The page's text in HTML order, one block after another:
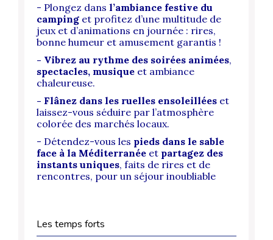
- Plongez dans l’ambiance festive du
camping et profitez d’une multitude de
jeux et d’animations en journée : rires,
bonne humeur et amusement garantis !
- Vibrez au rythme des soirées animées,
spectacles, musique et ambiance
chaleureuse.
- Flânez dans les ruelles ensoleillées et
laissez-vous séduire par l’atmosphère
colorée des marchés locaux.
- Détendez-vous les pieds dans le sable
face à la Méditerranée et partagez des
instants uniques, faits de rires et de
rencontres, pour un séjour inoubliable
Les temps forts